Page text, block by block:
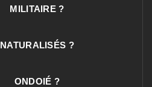
MILITAIRE ?
NATURALISÉS ?
ONDOIÉ ?